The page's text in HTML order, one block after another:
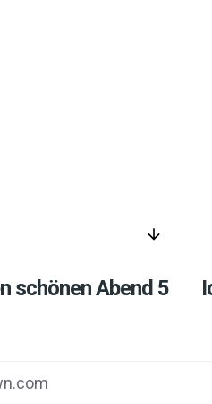
arrow_downward
schönen Abend 5